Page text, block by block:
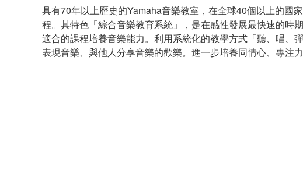
具有70年以上歷史的Yamaha音樂教室，在全球40個以上的國
程。其特色「綜合音樂教育系統」，是在感性發展最快速的時
適合的課程培養音樂能力。利用系統化的教學方式「聽、唱、
表現音樂、與他人分享音樂的歡樂。進一步培養同情心、專注力